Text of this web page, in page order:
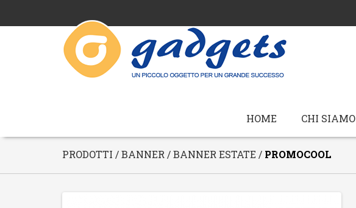
HOME CHI SIAMO
PRODOTTI / BANNER /BANNER ESTATE / PROMOCOOL